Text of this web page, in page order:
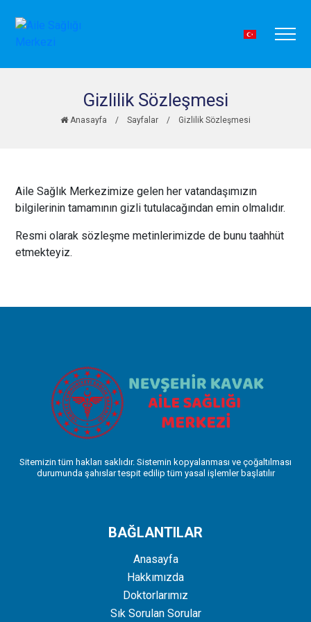
Gizlilik Sözleşmesi
Anasayfa / Sayfalar / Gizlilik Sözleşmesi
Aile Sağlık Merkezimize gelen her vatandaşımızın
bilgilerinin tamamının gizli tutulacağından emin olmalıdır.
Resmi olarak sözleşme metinlerimizde de bunu taahhüt
etmekteyiz.
Sitemizin tüm hakları saklıdır. Sistemin kopyalanması ve çoğaltılması
durumunda şahıslar tespit edilip tüm yasal işlemler başlatılır
BAĞLANTILAR
Anasayfa
Hakkımızda
Doktorlarımız
Sık Sorulan Sorular